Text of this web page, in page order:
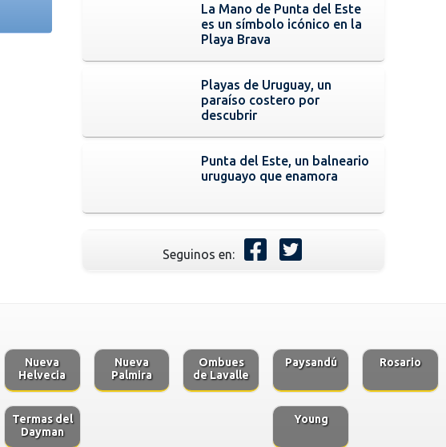
La Mano de Punta del Este
es un símbolo icónico en la
Playa Brava
Playas de Uruguay, un
paraíso costero por
descubrir
Punta del Este, un balneario
uruguayo que enamora
Seguinos en:
Nueva
Helvecia
Nueva
Palmira
Ombues
de Lavalle
Paysandú Rosario
Termas del
Dayman
Young